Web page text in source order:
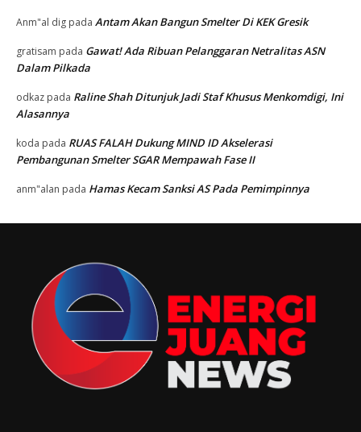
Anm"al dig pada Antam Akan Bangun Smelter Di KEK Gresik
gratisam pada Gawat! Ada Ribuan Pelanggaran Netralitas ASN
Dalam Pilkada
odkaz pada Raline Shah Ditunjuk Jadi Staf Khusus Menkomdigi, Ini
Alasannya
koda pada RUAS FALAH Dukung MIND ID Akselerasi
Pembangunan Smelter SGAR Mempawah Fase II
anm"alan pada Hamas Kecam Sanksi AS Pada Pemimpinnya